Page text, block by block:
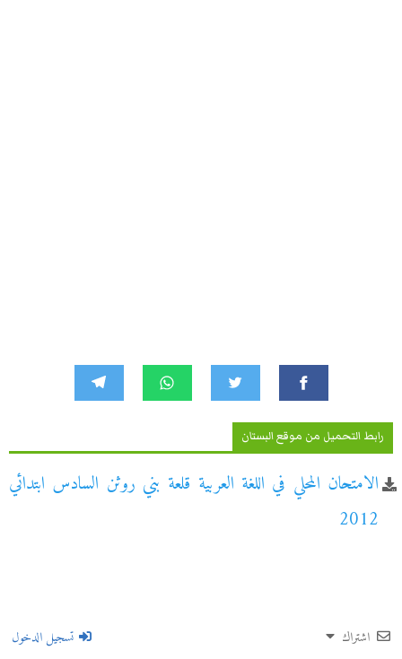
رابط التحميل من موقع البستان
الامتحان المحلي في اللغة العربية قلعة بني روثن السادس ابتدائي
2012
اشتراك تسجيل الدخول